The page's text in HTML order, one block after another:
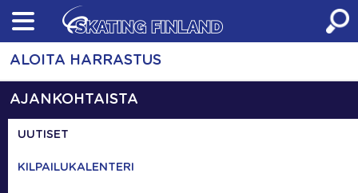
Skip
content
ALOITA HARRASTUS
AJANKOHTAISTA
UUTISET
KILPAILUKALENTERI